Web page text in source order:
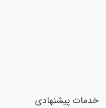
خدمات پیشنهادی